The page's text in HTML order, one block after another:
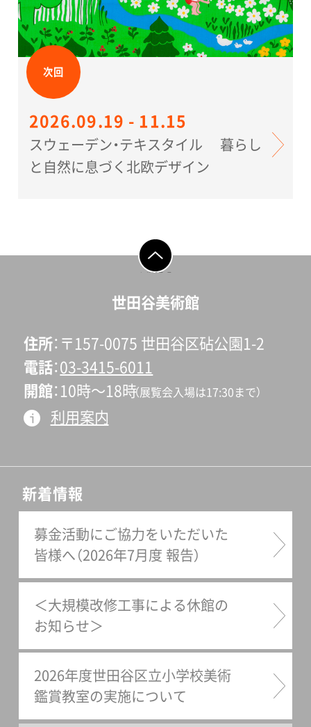
次回
2026.09.19 - 11.15
スウェーデン・テキスタイル 暮らし
と自然に息づく北欧デザイン
ページの先頭へ戻
世田谷美術館
住所 〒157-0075 世田谷区砧公園1-2
電話 03-3415-6011
開館 10時〜18時（展覧会入場は17:30まで）
利用案内
新着情報
募金活動にご協力をいただいた
皆様へ（2026年7月度 報告）
＜大規模改修工事による休館の
お知らせ＞
2026年度世田谷区立小学校美術
鑑賞教室の実施について